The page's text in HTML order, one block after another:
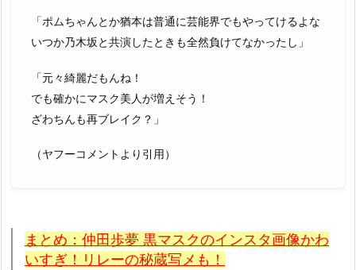
「ポムちゃんとか猶本は普通に芸能界でもやってけるよな
いつか乃木坂と共演したときも全然負けてなかったし」
「元々綺麗だもんね！
でも確かにマスク美人が増えそう！
ざわちんも再ブレイク？」
（ヤフーコメントより引用）
まとめ：仲田歩夢 黒マスクのインスタ画像かわ
いすぎ！リレーの秘蔵写メも！